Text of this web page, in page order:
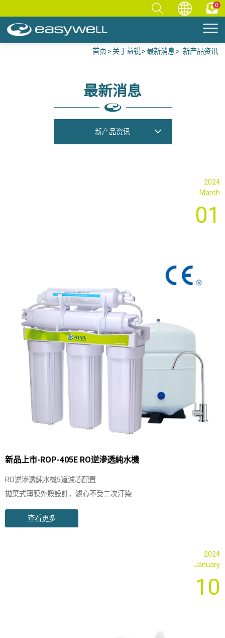
0
首页 关于益锐 最新消息 新产品资讯
最新消息
新产品资讯
新品上市-ROP-405E RO逆滲透純水機
RO逆滲透純水機5道濾芯配置
拋棄式薄膜外殼設計，濾心不受二次汙染
內埋管路式 承放座專利設計
查看更多
2024
March
01
2024
January
10